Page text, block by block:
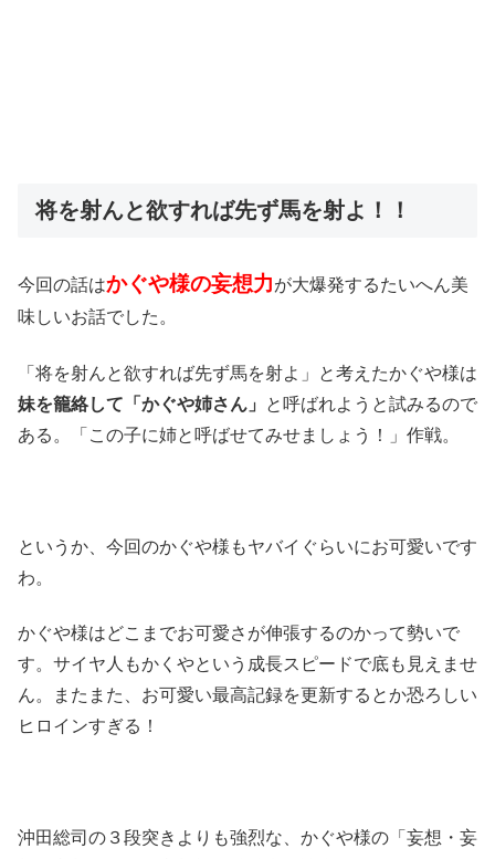
将を射んと欲すれば先ず馬を射よ！！
今回の話はかぐや様の妄想力が大爆発するたいへん美
味しいお話でした。
「将を射んと欲すれば先ず馬を射よ」と考えたかぐや様は
妹を籠絡して「かぐや姉さん」
と呼ばれようと試みるので
ある。「この子に姉と呼ばせてみせましょう！」作戦。
というか、今回のかぐや様もヤバイぐらいにお可愛いです
わ。
かぐや様はどこまでお可愛さが伸張するのかって勢いで
す。サイヤ人もかくやという成長スピードで底も見えませ
ん。またまた、お可愛い最高記録を更新するとか恐ろしい
ヒロインすぎる！
沖田総司の３段突きよりも強烈な、かぐや様の「妄想・妄